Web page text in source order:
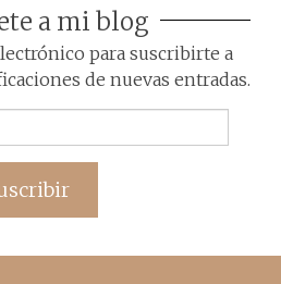
a mi blog
para suscribirte a
de nuevas entradas.
de